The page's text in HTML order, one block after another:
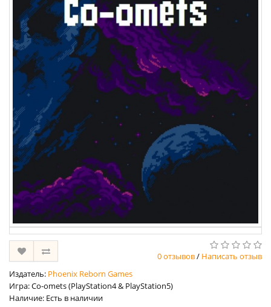
0 отзывов/ Написать отзыв
Издатель: Phoenix Reborn Games
Игра: Co-omets (PlayStation4 & PlayStation5)
Наличие: Есть в наличии